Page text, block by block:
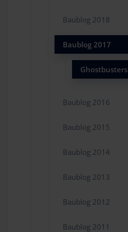
Baublog 2018
Baublog 2017
Ghostbusters
Baublog 2016
Baublog 2015
Baublog 2014
Baublog 2013
Baublog 2012
Baublog 2011